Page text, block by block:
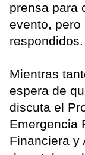
prensa para
evento, pero
respondidos.
Mientras
espera de
discuta el
Emergencia
Financiera y